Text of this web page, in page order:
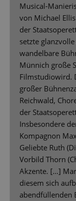
Musical-
von Michael
der
setzte
wandelbare
Münnich große
Filmstudiowird.
großer
Reichwald,
der
Insbesondere
Kompagnon
Geliebte Ruth
Vorbild Thorn
Akzente. […]
diesem sich
abendfüllenden